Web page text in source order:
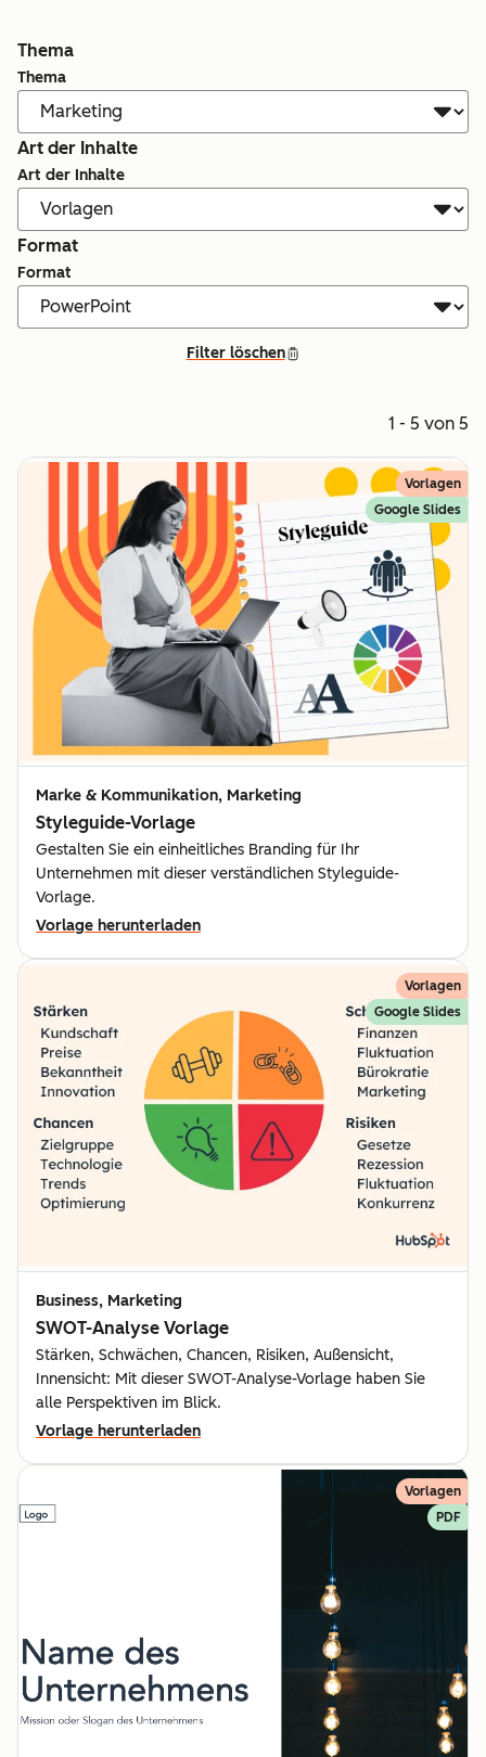
Thema
Thema
Art der Inhalte
Art der Inhalte
Format
Format
Filter löschen
1 - 5 von 5
Vorlagen
Google Slides
Marke & Kommunikation, Marketing
Styleguide-Vorlage
Gestalten Sie ein einheitliches Branding für Ihr
Unternehmen mit dieser verständlichen Styleguide-
Vorlage.
Vorlage herunterladen
Vorlagen
Google Slides
Business, Marketing
SWOT-Analyse Vorlage
Stärken, Schwächen, Chancen, Risiken, Außensicht,
Innensicht: Mit dieser SWOT-Analyse-Vorlage haben Sie
alle Perspektiven im Blick.
Vorlage herunterladen
Vorlagen
PDF